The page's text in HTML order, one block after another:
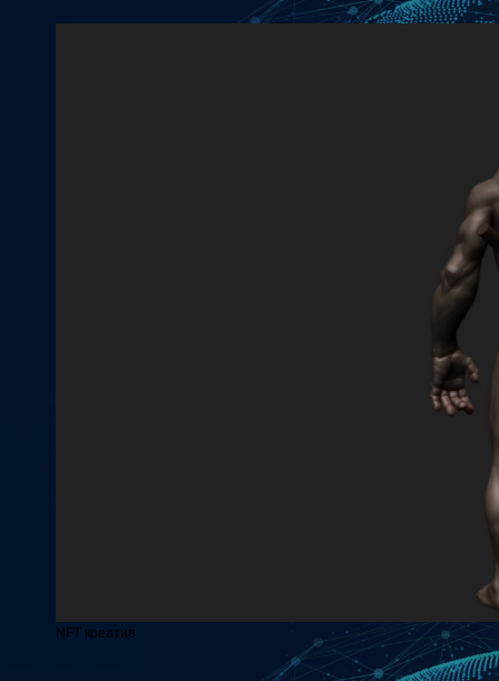
NFT креатив